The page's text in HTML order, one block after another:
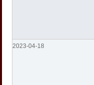
2023-04-18